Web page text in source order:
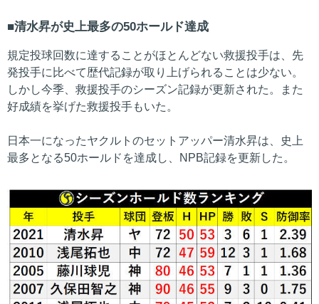
清水昇が史上最多の50ホールド達成
規定投球回数に達することがほとんどない救援投手は、先
発投手に比べて歴代記録が取り上げられることは少ない。
しかし今季、救援投手のシーズン記録が更新された。また
好成績を挙げた救援投手もいた。
日本一になったヤクルトのセットアッパー清水昇は、史上
最多となる50ホールドを達成し、NPB記録を更新した。